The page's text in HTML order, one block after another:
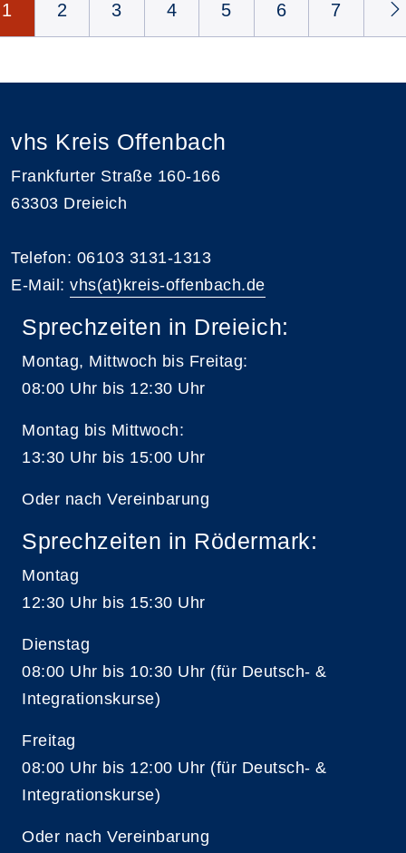
1 2 3 4 5 6 7
vhs Kreis Offenbach
Frankfurter Straße 160-166
63303 Dreieich
Telefon: 06103 3131-1313
E-Mail: vhs(at)kreis-offenbach.de
Sprechzeiten in Dreieich:
Montag, Mittwoch bis Freitag:
08:00 Uhr bis 12:30 Uhr
Montag bis Mittwoch:
13:30 Uhr bis 15:00 Uhr
Oder nach Vereinbarung
Sprechzeiten in Rödermark:
Montag
12:30 Uhr bis 15:30 Uhr
Dienstag
08:00 Uhr bis 10:30 Uhr (für Deutsch- &
Integrationskurse)
Freitag
08:00 Uhr bis 12:00 Uhr (für Deutsch- &
Integrationskurse)
Oder nach Vereinbarung